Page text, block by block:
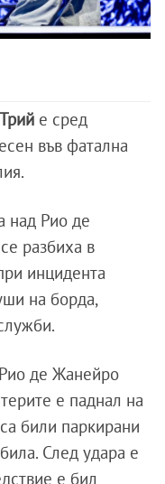
е сред
във фатална
над Рио де
разбиха в
инцидента
на борда,
де Жанейро
е паднал на
били паркирани
След удара е
е бил